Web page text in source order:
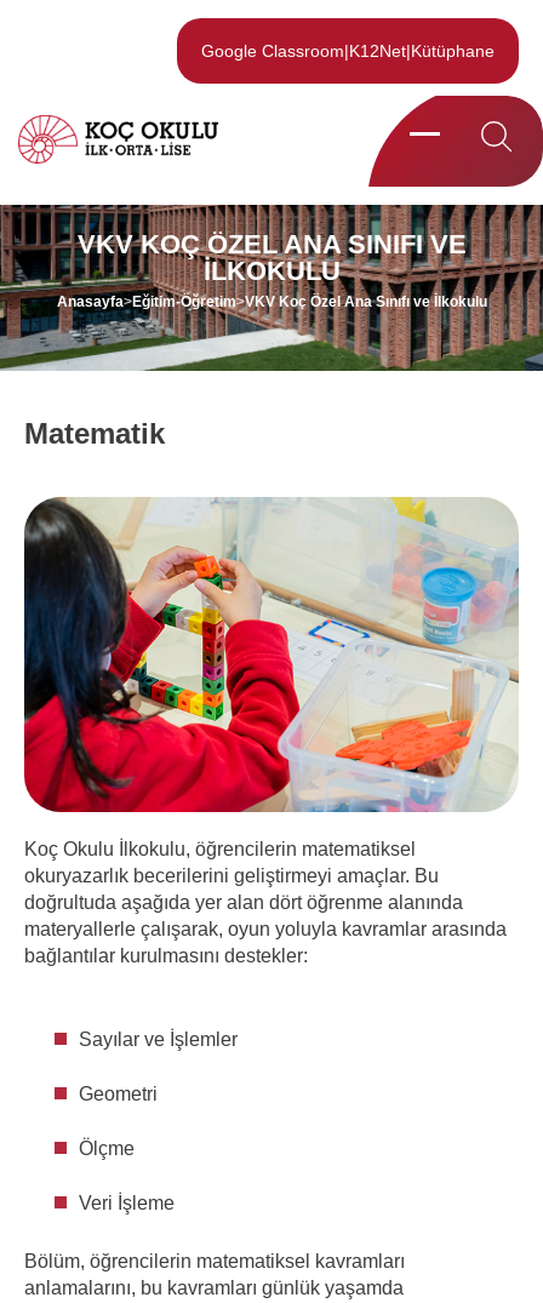
Google Classroom|K12Net|Kütüphane
VKV KOÇ ÖZEL ANA SINIFI VE
İLKOKULU
Anasayfa>Eğitim-Öğretim>VKV Koç Özel Ana Sınıfı ve İlkokulu
Matematik
Koç Okulu İlkokulu, öğrencilerin matematiksel
okuryazarlık becerilerini geliştirmeyi amaçlar. Bu
doğrultuda aşağıda yer alan dört öğrenme alanında
materyallerle çalışarak, oyun yoluyla kavramlar arasında
bağlantılar kurulmasını destekler:
Sayılar ve İşlemler
Geometri
Ölçme
Veri İşleme
Bölüm, öğrencilerin matematiksel kavramları
anlamalarını, bu kavramları günlük yaşamda